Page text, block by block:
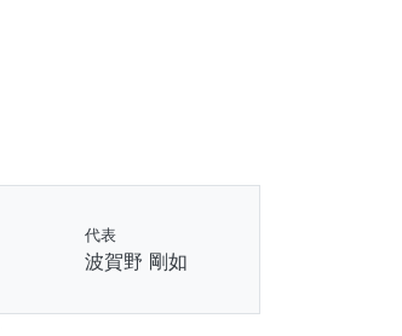
代表
波賀野 剛如